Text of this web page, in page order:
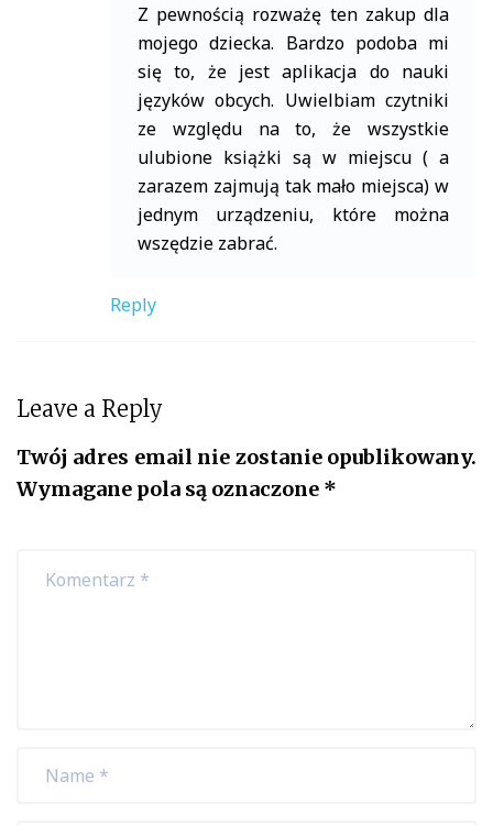
Z pewnością rozważę ten zakup dla
mojego dziecka. Bardzo podoba mi
się to, że jest aplikacja do nauki
języków obcych. Uwielbiam czytniki
ze względu na to, że wszystkie
ulubione książki są w miejscu ( a
zarazem zajmują tak mało miejsca) w
jednym urządzeniu, które można
wszędzie zabrać.
Reply
Leave a Reply
Twój adres email nie zostanie opublikowany.
Wymagane pola są oznaczone *